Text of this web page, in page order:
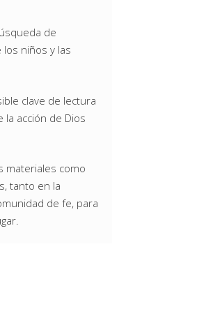
de
niños y las
clave de lectura
acción de Dios
materiales como
tanto en la
de fe, para